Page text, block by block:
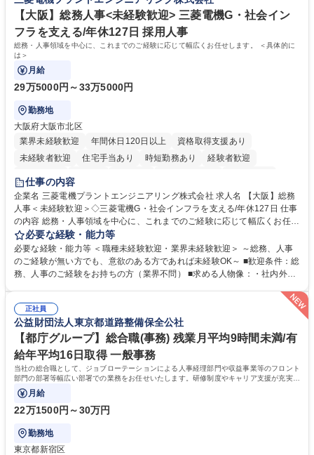
政・企業向け観光推進支援】旅行ガイドブック『地球の歩き方』
格：
【大阪】総務人事<未経験歓迎> 三菱電機G・社会イン
フラを支える/年休127日 採用人事
総務・人事領域を中心に、これまでのご経験に応じて幅広くお任せします。 ＜具体的に
は＞
月給
29万5000円～33万5000円
勤務地
大阪府大阪市北区
業界未経験歓迎
年間休日120日以上
資格取得支援あり
未経験者歓迎
住宅手当あり 時短勤務あり
経験者歓迎
退職金あり
駅近5分以内
土日祝休み 服装自由 寮・社宅あり 食事補助あり
仕事の内容
企業名 三菱電機プラントエンジニアリング株式会社 求人名 【大阪】総務
人事＜未経験歓迎＞◇三菱電機G・社会インフラを支える/年休127日 仕事
の内容 総務・人事領域を中心に、これまでのご経験に応じて幅広くお任せ
します。 ＜具体的には＞ ・総務/人事労務（給与・社保・勤怠管理など）
・採用・教育研修 ・福利厚生運用 など ※基本的には事務所勤務ですが、
採用や教育等の業務内容により、関西圏以外への日帰り・宿泊を伴う国内
出張もございます。 ※担当業務を持ちつつ、お互いに助け合いながら、総
総務人事＜未経験歓迎＞◇三菱電機G・社会インフラを支える/年休127日
必要な経験・能力等
必要な経験・能力等 ＜職種未経験歓迎・業界未経験歓迎＞ ～総務、人事
のご経験が無い方でも、意欲のある方であれば未経験OK～ ■歓迎条件：総
務、人事のご経験をお持ちの方（業界不問） ■求める人物像：・社内外の
ミュニケーション能力を持っている方 ・人事総務領域に興味がありゼネラ
正社員
公益財団法人東京都道路整備保全公社
【都庁グループ】総合職(事務) 残業月平均9時間未満/有
給年平均16日取得 一般事務
当社の総合職として、ジョブローテーションによる人事経理部門や収益事業等のフロント
部門の部署等幅広い部署での業務をお任せいたします。研修制度やキャリア支援が充実し
ております！ ※下記業務詳細
月給
22万1500円～30万円
勤務地
東京都新宿区